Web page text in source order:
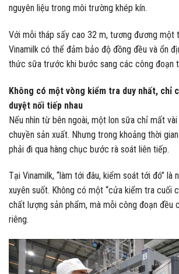
nguyên liệu trong môi trường khép kín.
Với mỗi tháp sấy cao 32 m, tương đương một
Vinamilk có thể đảm bảo độ đồng đều và ổn
thức sữa trước khi bước sang các công đoạn
Không có một vòng kiểm tra duy nhất, chỉ
duyệt nối tiếp nhau
Nếu nhìn từ bên ngoài, một lon sữa chỉ mất
chuyền sản xuất. Nhưng trong khoảng thời
phải đi qua hàng chục bước rà soát liên tiếp.
Tại Vinamilk, “làm tới đâu, kiểm soát tới đó” là
xuyên suốt. Không có một “cửa kiểm tra cuối
chất lượng sản phẩm, mà mỗi công đoạn đều
riêng.